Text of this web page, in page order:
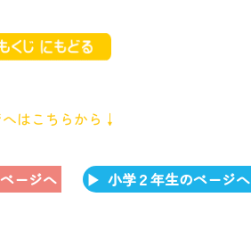
はこちらから↓
ージへ 小学２年生のページへ